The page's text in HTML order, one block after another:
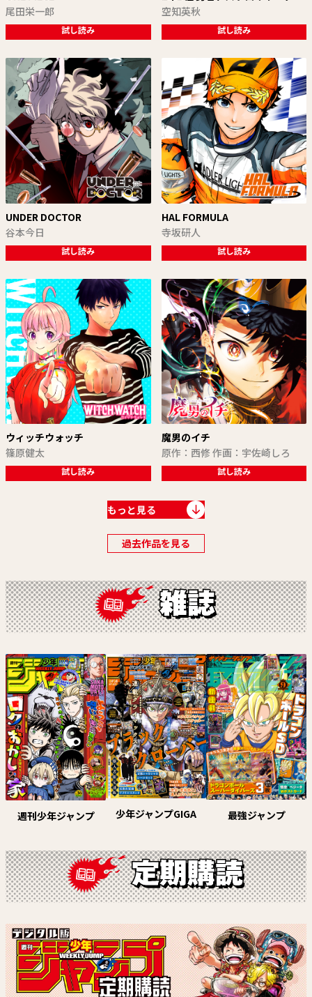
尾田栄一郎
試し読み
空知英秋
試し読み
UNDER DOCTOR
谷本今日
試し読み
HAL FORMULA
寺坂研人
試し読み
ウィッチウォッチ
篠原健太
試し読み
魔男のイチ
原作：西修 作画：宇佐崎しろ
試し読み
鵺の陰陽師
川江康太
試し読み
回撃のキナト
雨宮ケント
試し読み
アニマルシグナル
原作：春原ロビンソン 作画：筒
試し読み
ロクのおかしな家
中村充志
試し読み
もっと見る
過去作品を見る
週刊少年ジャンプ 少年ジャンプGIGA 最強ジャンプ